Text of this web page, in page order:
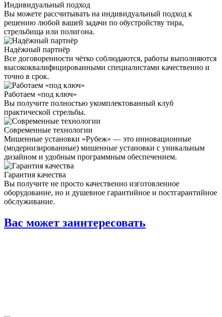
Индивидуальный подход
Вы можете рассчитывать на индивидуальный подход к
решению любой вашей задачи по обустройству тира,
стрельбища или полигона.
Надёжный партнёр
Все договоренности чётко соблюдаются, работы выполняются
высококвалифицированными специалистами качественно и
точно в срок.
Работаем «под ключ»
Вы получите полностью укомплектованный клуб
практической стрельбы.
Современные технологии
Мишенные установки «Рубеж» — это инновационные
(модернизированные) мишенные установки с уникальным
дизайном и удобным программным обеспечением.
Гарантия качества
Вы получите не просто качественно изготовленное
оборудование, но и душевное гарантийное и постгарантийное
обслуживание.
Вас может заинтересовать